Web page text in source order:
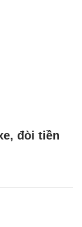
đòi tiền